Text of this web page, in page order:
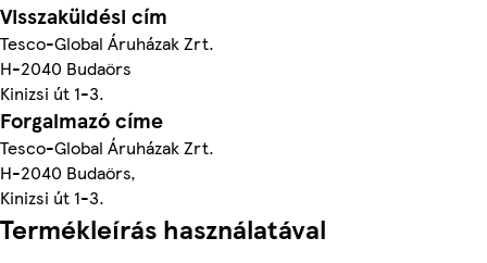
Visszaküldési cím
Tesco-Global Áruházak Zrt.
H-2040 Budaörs
Kinizsi út 1-3.
Forgalmazó címe
Tesco-Global Áruházak Zrt.
H-2040 Budaörs,
Kinizsi út 1-3.
Termékleírás használatával